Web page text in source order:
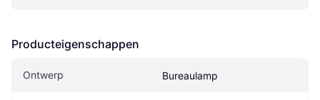
Producteigenschappen
Ontwerp Bureaulamp